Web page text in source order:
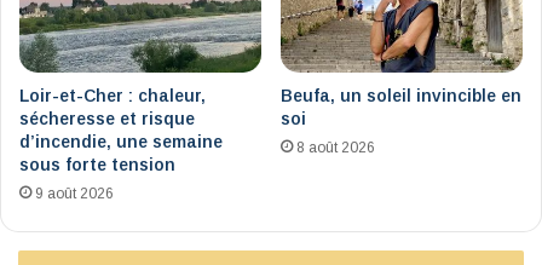
Loir-et-Cher : chaleur,
sécheresse et risque
d’incendie, une semaine
sous forte tension
9 août 2026
Beufa, un soleil invincible en
soi
8 août 2026